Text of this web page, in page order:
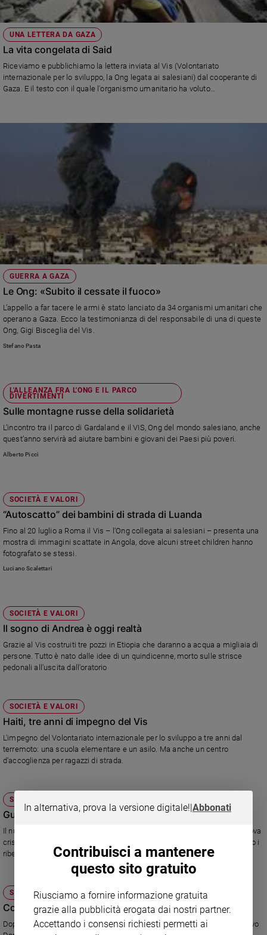
Riflessioni
Foto
Video
Contatti
Pubblicità
Registrati
Redazione
Social
UNA LETTERA DA GAZA
La vita congelata di Said
Riceviamo e pubblichiamo la lettera inviata al Vis (Volontariato
internazionale per lo sviluppo, la Ong legata ai salesiani) dal cooperante di
Gaza. E il testo con il quale l'organismo umanitario ha voluto
GUERRA A GAZA
Le Ong: «Subito il cessate il fuoco»
L’appello a far tacere le armi è stato lanciato da 34 organismi umanitari che
operano a Gaza. Ecco la testimonianza di del responsabile di una di queste
Ong, Gigi Bisceglia del Vis.
Stefano Pasta
L'ALLEANZA FRA L'ONG E IL PARCO
DIVERTIMENTI
Sulle montagne russe della solidarietà
L’incontro tra il parco di Gardaland e il VIS, Ong del mondo salesiano, anche
quest’anno servirà ad aiutare bambini e giovani dei Paesi più poveri.
Alberto Picci
SOCIETÀ E VALORI
“Autoscatto” dei bambini di strada di Luanda
Fino al 20 luglio a Roma il Vis – l’Ong collegata ai salesiani – presenta una
mostra di immagini scattate in Angola, dove alcuni street children hanno
fotografato se stessi.
Luciano Scalettari
SOCIETÀ E VALORI
Il sogno di Andrea è oggi realtà
Grazie al Vis costruiti tre pozzi in Etiopia che daranno a acqua a migliaia di
persone. Tutto è nato dalle idee di un quindicenne, morto sulle strisce
pedonali all'uscita dall'oratorio
SOCIETÀ E VALORI
Haiti, tre anni di impegno del Vis
L'impegno del Volontariato internazionale per lo sviluppo a tre anni dal
terremoto: una scuola elementare e un asilo. Ma anche un centro
d'accoglienza per ragazzi di strada.
SOCIETÀ E VALORI
Guerra e fame, il Congo è stremato
Il nuovo conflitto provocato dai ribelli dell'M23 ha fatto scoppiare una nuova
crisi umanitaria nella regione: 100 mila profughi sono allo sbando. Intanto i
ribelli avanzano.
SOCIETÀ E VALORI
Congo, salesiani e Vis in prima linea
Dopo giorni di scontri, Goma è caduta in mano ai ribelli. Il Centro educativo
In alternativa, prova la versione digitale!|Abbonati
Contribuisci a mantenere
questo sito gratuito
Riusciamo a fornire informazione gratuita
grazie alla pubblicità erogata dai nostri partner.
Accettando i consensi richiesti permetti ai